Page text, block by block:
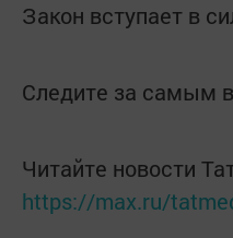
Закон вступает в
Следите за самым
Читайте новости
https://max.ru/